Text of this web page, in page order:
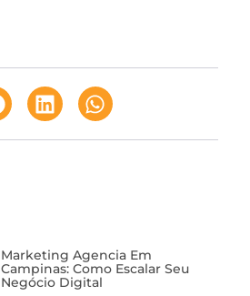
Marketing Agencia Em
Campinas: Como Escalar Seu
Negócio Digital